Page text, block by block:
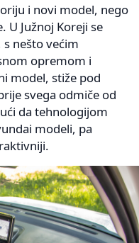
i novi model, nego
U Južnoj Koreji se
s nešto većim
opremom i
model, stiže pod
svega odmiče od
da tehnologijom
modeli, pa